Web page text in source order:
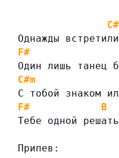
Однажды
F#
Один лишь танец
C#m
С тобой знаком
F#
B
Тебе одной
Припев: